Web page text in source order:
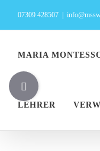
Inhalt
07309 428507
MARIA
LEHRER
Toggle
Sliding